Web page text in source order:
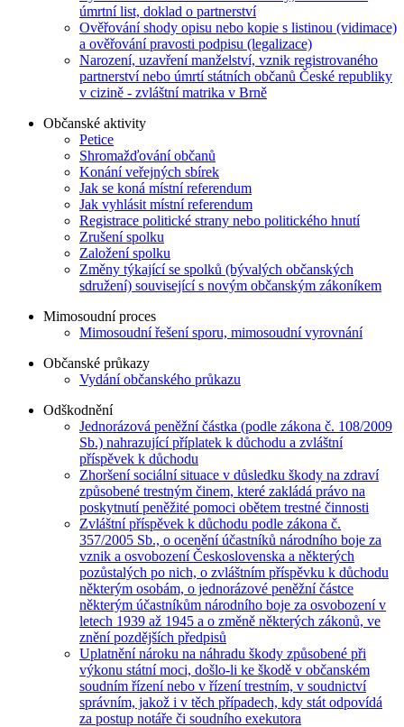
úmrtní list, doklad o partnerství
Ověřování shody opisu nebo kopie s listinou (vidimace)
a ověřování pravosti podpisu (legalizace)
Narození, uzavření manželství, vznik registrovaného
partnerství nebo úmrtí státních občanů České republiky
v cizině - zvláštní matrika v Brně
Občanské aktivity
Petice
Shromažďování občanů
Konání veřejných sbírek
Jak se koná místní referendum
Jak vyhlásit místní referendum
Registrace politické strany nebo politického hnutí
Zrušení spolku
Založení spolku
Změny týkající se spolků (bývalých občanských
sdružení) související s novým občanským zákoníkem
Mimosoudní proces
Mimosoudní řešení sporu, mimosoudní vyrovnání
Občanské průkazy
Vydání občanského průkazu
Odškodnění
Jednorázová peněžní částka (podle zákona č. 108/2009
Sb.) nahrazující příplatek k důchodu a zvláštní
příspěvek k důchodu
Zhoršení sociální situace v důsledku škody na zdraví
způsobené trestným činem, které zakládá právo na
poskytnutí peněžité pomoci obětem trestné činnosti
Zvláštní příspěvek k důchodu podle zákona č.
357/2005 Sb., o ocenění účastníků národního boje za
vznik a osvobození Československa a některých
pozůstalých po nich, o zvláštním příspěvku k důchodu
některým osobám, o jednorázové peněžní částce
některým účastníkům národního boje za osvobození v
letech 1939 až 1945 a o změně některých zákonů, ve
znění pozdějších předpisů
Uplatnění nároku na náhradu škody způsobené při
výkonu státní moci, došlo-li ke škodě v občanském
soudním řízení nebo v řízení trestním, v soudnictví
správním, jakož i v těch případech, kdy stát odpovídá
za postup notáře či soudního exekutora